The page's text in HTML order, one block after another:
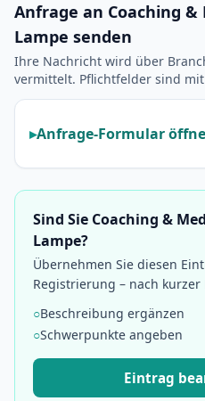
Anfrage an Coaching
Lampe senden
Ihre Nachricht wird über
vermittelt. Pflichtfelder sind mit
Anfrage-Formular
Sind Sie Coaching &
Lampe?
Übernehmen Sie diesen
Registrierung – nach
○Beschreibung ergänzen
○Schwerpunkte angeben
Eintrag